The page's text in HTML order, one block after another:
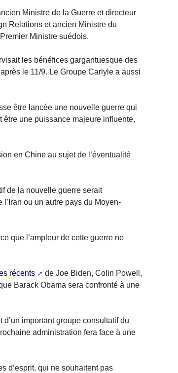
Ministre de la Guerre et directeur
Relations et ancien Ministre du
Ministre suédois.
les bénéfices gargantuesque des
le 11/9. Le Groupe Carlyle a aussi
être lancée une nouvelle guerre qui
être une puissance majeure influente,
en Chine au sujet de l’éventualité
de la nouvelle guerre serait
ou un autre pays du Moyen-
que l’ampleur de cette guerre ne
récents
de Joe Biden, Colin Powell,
Barack Obama sera confronté à une
d’un important groupe consultatif du
administration fera face à une
d’esprit, qui ne souhaitent pas